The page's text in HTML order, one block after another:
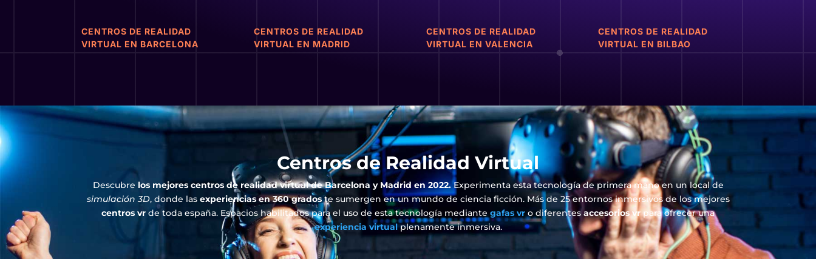
CENTROS DE REALIDAD
VIRTUAL EN BARCELONA
CENTROS DE REALIDAD
VIRTUAL EN MADRID
CENTROS DE REALIDAD
VIRTUAL EN VALENCIA
CENTROS DE REALIDAD
VIRTUAL EN BILBAO
Centros de Realidad Virtual
Descubre los mejores centros de realidad virtualde Barcelona y Madrid en 2022.Experimenta esta tecnología de primera mano en un local de
simulación 3D, donde las experiencias en 360 gradoste sumergen en un mundo de ciencia ficción. Más de 25 entornos inmersivos de los mejores
centros vr de toda españa. Espacios habilitados para el uso de esta tecnología mediante gafas vr o diferentes accesorios vrpara ofrecer una
experiencia virtualplenamente inmersiva.